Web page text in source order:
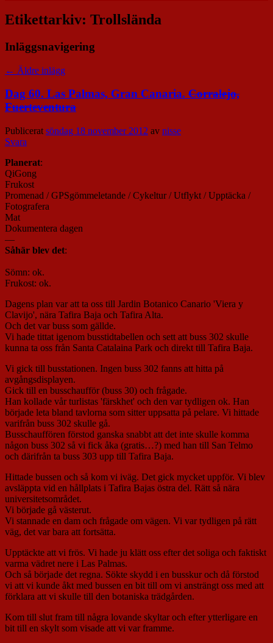
Etikettarkiv: Trollslända
Inläggsnavigering
← Äldre inlägg
Dag 60. Las Palmas, Gran Canaria. Corralejo,
Fuerteventura
Publicerat söndag 18 november 2012 av nisse
Svara
Planerat:
QiGong
Frukost
Promenad / GPSgömmeletande / Cykeltur / Utflykt / Upptäcka /
Fotografera
Mat
Dokumentera dagen
—
Såhär blev det:
Sömn: ok.
Frukost: ok.
Dagens plan var att ta oss till Jardin Botanico Canario 'Viera y
Clavijo', nära Tafira Baja och Tafira Alta.
Och det var buss som gällde.
Vi hade tittat igenom busstidtabellen och sett att buss 302 skulle
kunna ta oss från Santa Catalaina Park och direkt till Tafira Baja.
Vi gick till busstationen. Ingen buss 302 fanns att hitta på
avgångsdisplayen.
Gick till en busschaufför (buss 30) och frågade.
Han kollade vår turlistas 'färskhet' och den var tydligen ok. Han
började leta bland tavlorna som sitter uppsatta på pelare. Vi hittade
varifrån buss 302 skulle gå.
Busschauffören förstod ganska snabbt att det inte skulle komma
någon buss 302 så vi fick åka (gratis…?) med han till San Telmo
och därifrån ta buss 303 upp till Tafira Baja.
Hittade bussen och så kom vi iväg. Det gick mycket uppför. Vi blev
avsläppta vid en hållplats i Tafira Bajas östra del. Rätt så nära
universitetsområdet.
Vi började gå västerut.
Vi stannade en dam och frågade om vägen. Vi var tydligen på rätt
väg, det var bara att fortsätta.
Upptäckte att vi frös. Vi hade ju klätt oss efter det soliga och faktiskt
varma vädret nere i Las Palmas.
Och så började det regna. Sökte skydd i en busskur och då förstod
vi att vi kunde åkt med bussen en bit till om vi ansträngt oss med att
förklara att vi skulle till den botaniska trädgården.
Kom till slut fram till några lovande skyltar och efter ytterligare en
bit till en skylt som visade att vi var framme.